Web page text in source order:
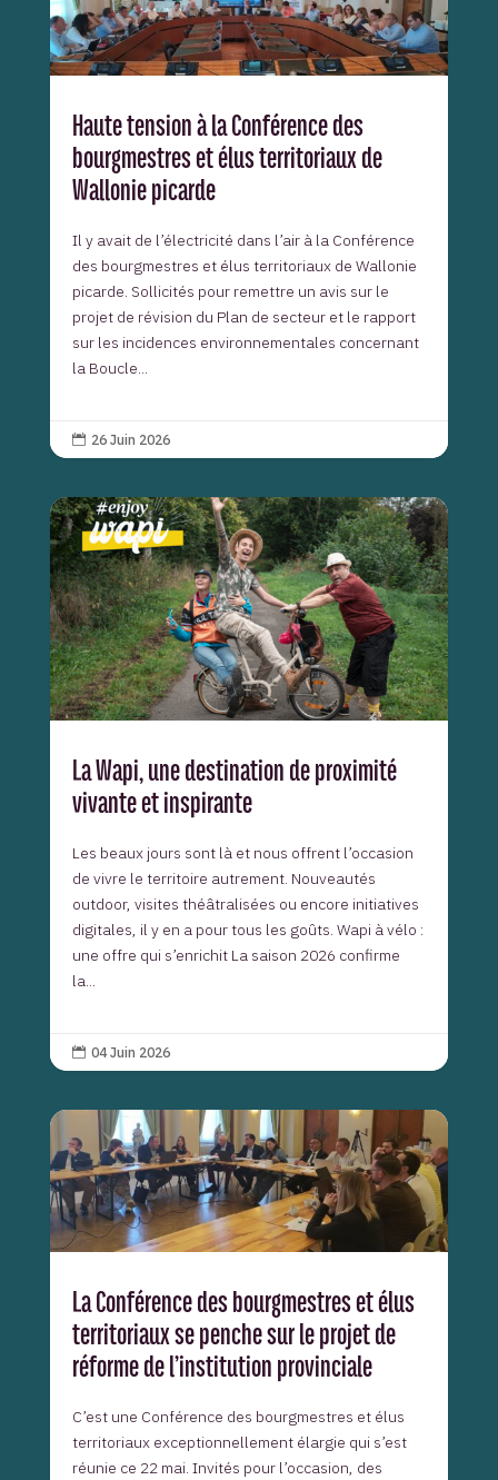
Haute tension à la Conférence des
bourgmestres et élus territoriaux de
Wallonie picarde
Il y avait de l’électricité dans l’air à la Conférence
des bourgmestres et élus territoriaux de Wallonie
picarde. Sollicités pour remettre un avis sur le
projet de révision du Plan de secteur et le rapport
sur les incidences environnementales concernant
la Boucle...
 26 Juin 2026
La Wapi, une destination de proximité
vivante et inspirante
Les beaux jours sont là et nous offrent l’occasion
de vivre le territoire autrement. Nouveautés
outdoor, visites théâtralisées ou encore initiatives
digitales, il y en a pour tous les goûts. Wapi à vélo :
une offre qui s’enrichit La saison 2026 confirme
la...
 04 Juin 2026
La Conférence des bourgmestres et élus
territoriaux se penche sur le projet de
réforme de l’institution provinciale
C’est une Conférence des bourgmestres et élus
territoriaux exceptionnellement élargie qui s’est
réunie ce 22 mai. Invités pour l’occasion, des